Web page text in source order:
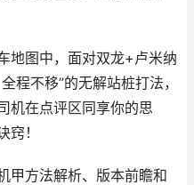
地图中，面对双龙+卢米纳
程不移”的无解站桩打法，
机在点评区同享你的思
窍！
甲方法解析、版本前瞻和